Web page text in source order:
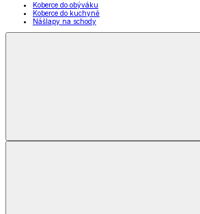
Koberce do obýváku
Koberce do kuchyně
Nášlapy na schody